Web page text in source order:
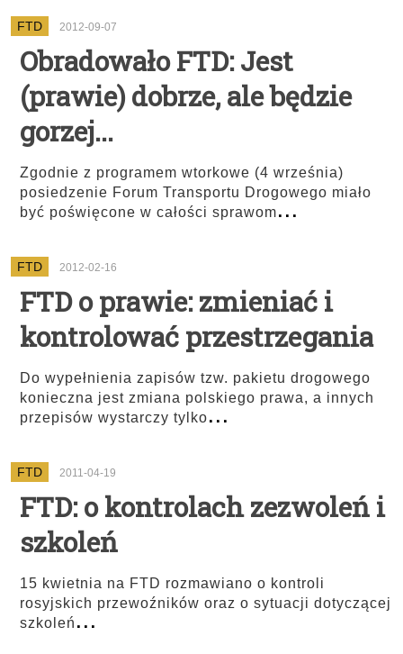
FTD 2012-09-07
Obradowało FTD: Jest
(prawie) dobrze, ale będzie
gorzej...
Zgodnie z programem wtorkowe (4 września)
posiedzenie Forum Transportu Drogowego miało
być poświęcone w całości sprawom...
FTD 2012-02-16
FTD o prawie: zmieniać i
kontrolować przestrzegania
Do wypełnienia zapisów tzw. pakietu drogowego
konieczna jest zmiana polskiego prawa, a innych
przepisów wystarczy tylko...
FTD 2011-04-19
FTD: o kontrolach zezwoleń i
szkoleń
15 kwietnia na FTD rozmawiano o kontroli
rosyjskich przewoźników oraz o sytuacji dotyczącej
szkoleń...